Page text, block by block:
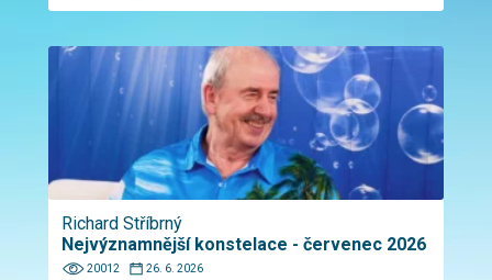
Richard Stříbrný
Nejvýznamnější konstelace - červenec 2026
20012 26. 6. 2026